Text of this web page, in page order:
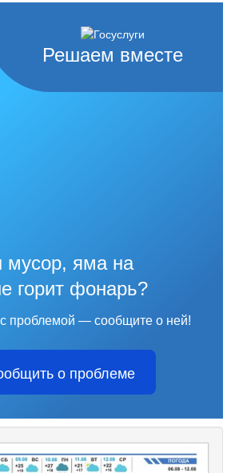
Решаем вместе
мусор, яма на
горит фонарь?
проблемой — сообщите о ней!
о проблеме